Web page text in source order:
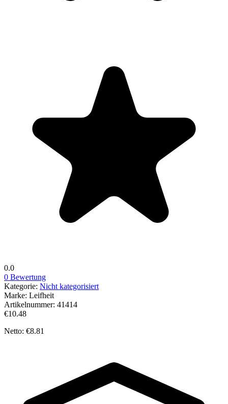
0.0
0 Bewertung
Kategorie: Nicht kategorisiert
Marke: Leifheit
Artikelnummer: 41414
€10.48
Netto: €8.81